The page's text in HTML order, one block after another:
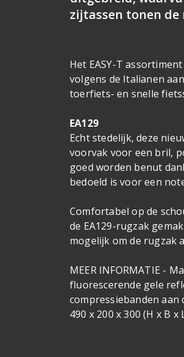
zijtassen tonen de
Het EASY-T
volgens de Italianen
toerfiets- en snelle
EA129
Echt stedelijk, deze
voorvak voor een bril,
goed worden benut
bedoeld is voor een
Comfortabel op de
de EA129-rugzak
mogelijk om de rugzak
MEER INFORMATIE -
fluorescerende gele
compressiebanden aan
490 x 200 x 300 (H x B x